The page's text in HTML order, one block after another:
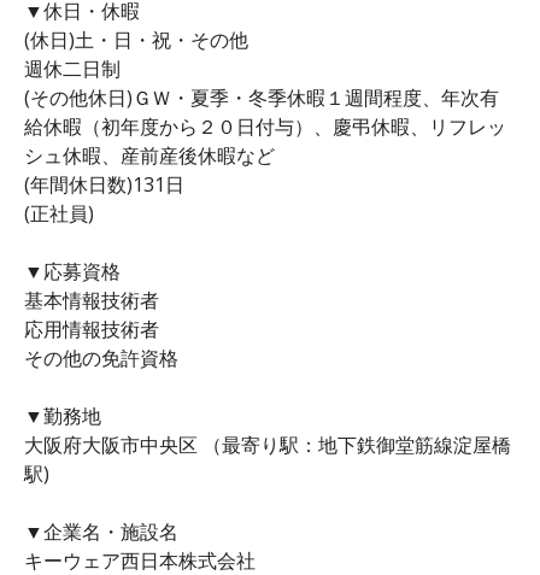
▼休日・休暇
(休日)土・日・祝・その他
週休二日制
(その他休日)ＧＷ・夏季・冬季休暇１週間程度、年次有
給休暇（初年度から２０日付与）、慶弔休暇、リフレッ
シュ休暇、産前産後休暇など
(年間休日数)131日
(正社員)
▼応募資格
基本情報技術者
応用情報技術者
その他の免許資格
▼勤務地
大阪府大阪市中央区 （最寄り駅：地下鉄御堂筋線淀屋橋
駅)
▼企業名・施設名
キーウェア西日本株式会社